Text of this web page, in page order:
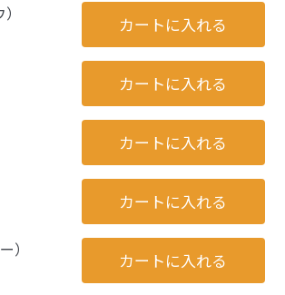
カートに入れる
カートに入れる
カートに入れる
カートに入れる
）
カートに入れる